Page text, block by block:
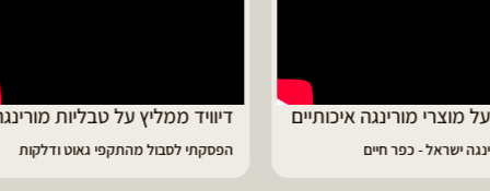
ממליץ על טבליות מורינגה
לסבול מהתקפי גאוט ודלקות
מוריה ממליצה
פיתרון מעולה לאמהות ולחיזוק הגוף